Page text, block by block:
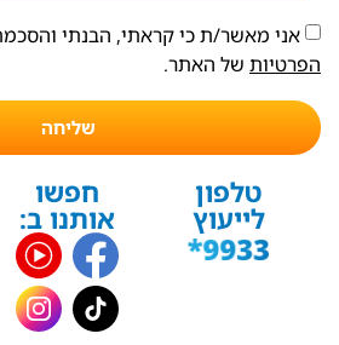
אני מאשר/ת כי קראתי, הבנתי
הפרטיות של האתר.
שליחה
טלפון
לייעוץ
חפשו
אותנו ב: